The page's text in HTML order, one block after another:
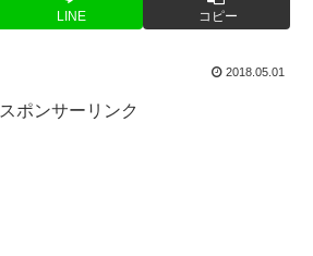
LINE コピー
2018.05.01
スポンサーリンク